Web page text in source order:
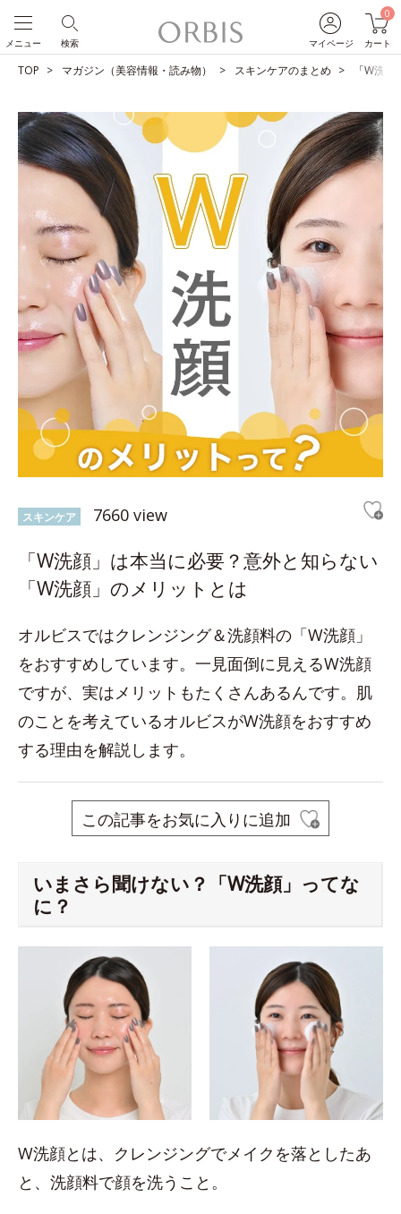
マイページ
0
カート
検索
メニュー
TOP マガジン（美容情報・読み物） スキンケアのまとめ 「W洗
スキンケア 7660 view
「W洗顔」は本当に必要？意外と知らない
「W洗顔」のメリットとは
オルビスではクレンジング＆洗顔料の「W洗顔」
をおすすめしています。一見面倒に見えるW洗顔
ですが、実はメリットもたくさんあるんです。肌
のことを考えているオルビスがW洗顔をおすすめ
する理由を解説します。
この記事をお気に入りに追加
いまさら聞けない？「W洗顔」ってな
に？
W洗顔とは、クレンジングでメイクを落としたあ
と、洗顔料で顔を洗うこと。